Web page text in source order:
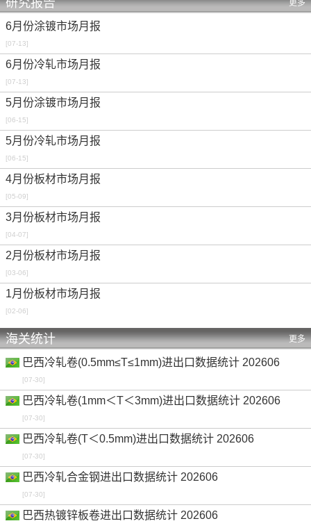
研究报告 更多
6月份涂镀市场月报
[07-13]
6月份冷轧市场月报
[07-13]
5月份涂镀市场月报
[06-15]
5月份冷轧市场月报
[06-15]
4月份板材市场月报
[05-09]
3月份板材市场月报
[04-07]
2月份板材市场月报
[03-06]
1月份板材市场月报
[02-06]
海关统计 更多
巴西冷轧卷(0.5mm≤T≤1mm)进出口数据统计 202606
[07-30]
巴西冷轧卷(1mm＜T＜3mm)进出口数据统计 202606
[07-30]
巴西冷轧卷(T＜0.5mm)进出口数据统计 202606
[07-30]
巴西冷轧合金钢进出口数据统计 202606
[07-30]
巴西热镀锌板卷进出口数据统计 202606